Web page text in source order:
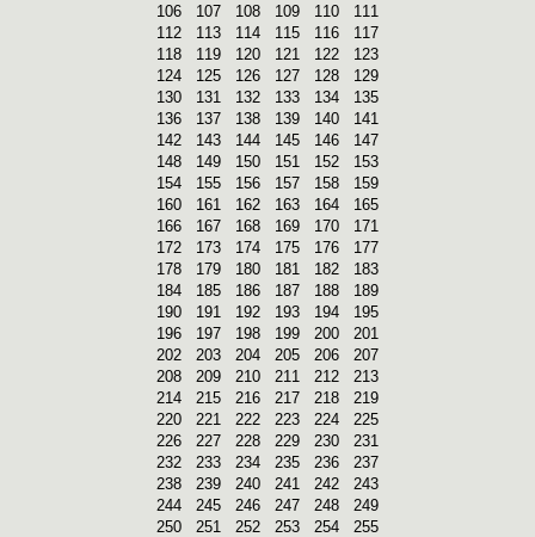
106
107 108 109 110
111
112
113 114 115 116
117
118
119 120 121 122
123
124
125 126 127 128
129
130
131 132 133 134
135
136
137 138 139 140
141
142
143 144 145 146
147
148
149 150 151 152
153
154
155 156 157 158
159
160
161 162 163 164
165
166
167 168 169 170
171
172
173 174 175 176
177
178
179 180 181 182
183
184
185 186 187 188
189
190
191 192 193 194
195
196
197 198 199 200
201
202
203 204 205 206
207
208
209 210 211 212
213
214
215 216 217 218
219
220
221 222 223 224
225
226
227 228 229 230
231
232
233 234 235 236
237
238
239 240 241 242
243
244
245 246 247 248
249
250
251 252 253 254
255